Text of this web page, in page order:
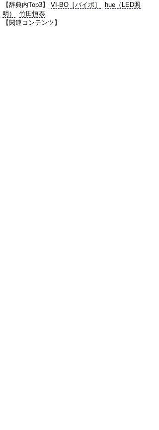
【辞典内Top3】 VI-BO［バイボ］
hue（LED照
明）
竹田恒泰
【関連コンテンツ】